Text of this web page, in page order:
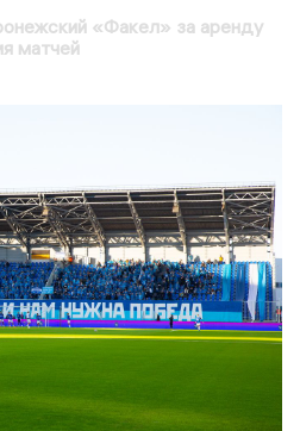
«Факел» за аренду
матчей